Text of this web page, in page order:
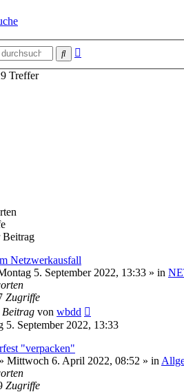
Suche
Treffer
Beitrag
Netzwerkausfall
5. September 2022, 13:33 » in
Zugriffe
Beitrag von wbdd
5. September 2022, 13:33
"verpacken"
» Mittwoch 6. April 2022, 08:52 » in
Zugriffe